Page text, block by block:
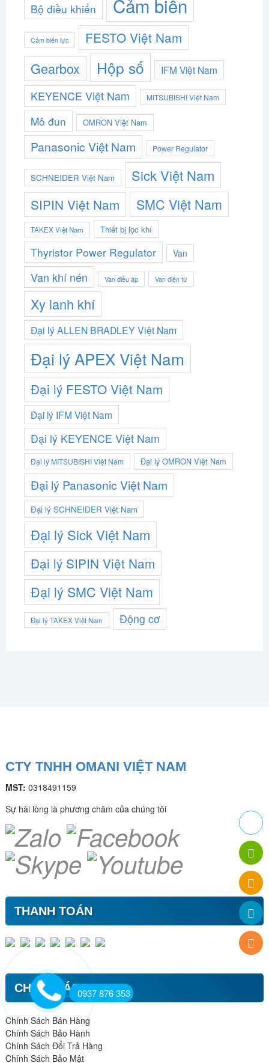
Bộ điều khiển Cảm biến
Cảm biến lực FESTO Việt Nam
Gearbox Hộp số IFM Việt Nam
KEYENCE Việt Nam MITSUBISHI Việt Nam
Mô đun OMRON Việt Nam
Panasonic Việt Nam Power Regulator
SCHNEIDER Việt Nam Sick Việt Nam
SIPIN Việt Nam SMC Việt Nam
TAKEX Việt Nam Thiết bị lọc khí
Thyristor Power Regulator Van
Van khí nén Van điều áp Van điện từ
Xy lanh khí
Đại lý ALLEN BRADLEY Việt Nam
Đại lý APEX Việt Nam
Đại lý FESTO Việt Nam
Đại lý IFM Việt Nam
Đại lý KEYENCE Việt Nam
Đại lý MITSUBISHI Việt Nam Đại lý OMRON Việt Nam
Đại lý Panasonic Việt Nam
Đại lý SCHNEIDER Việt Nam
Đại lý Sick Việt Nam
Đại lý SIPIN Việt Nam
Đại lý SMC Việt Nam
Đại lý TAKEX Việt Nam Động cơ
CTY TNHH OMANI VIỆT NAM
MST: 0318491159
Sự hài lòng là phương châm của chúng tôi
THANH TOÁN
CHÍNH SÁCH
Chính Sách Bán Hàng
Chính Sách Bảo Hành
Chính Sách Đổi Trả Hàng
Chính Sách Bảo Mật
0937 876 353